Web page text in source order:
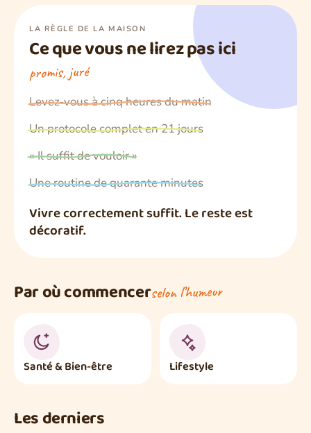
LA RÈGLE DE LA MAISON
Ce que vous ne lirez pas ici
promis, juré
Levez-vous à cinq heures du matin
Un protocole complet en 21 jours
« Il suffit de vouloir »
Une routine de quarante minutes
Vivre correctement suffit. Le reste est
décoratif.
Par où commencerselon l’humeur
Santé & Bien-être Lifestyle
Les derniers